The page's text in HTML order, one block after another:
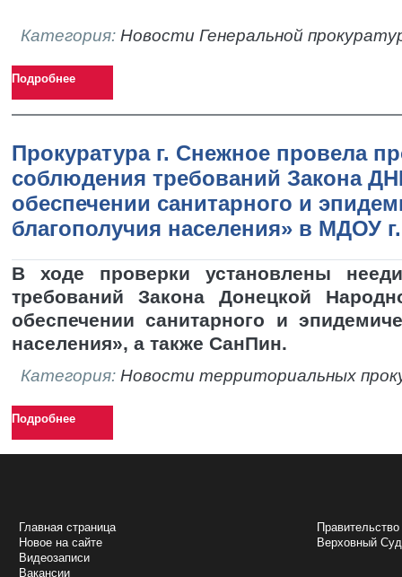
Категория: Новости Генеральной
Подробнее
Прокуратура г. Снежное провела
соблюдения требований Закона
обеспечении санитарного и
благополучия населения» в МДОУ
В ходе проверки установлены
требований Закона Донецкой
обеспечении санитарного и
населения», а также СанПин.
Категория: Новости территориальных
Подробнее
Главная страница
Новое на сайте
Видеозаписи
Вакансии
Верховный